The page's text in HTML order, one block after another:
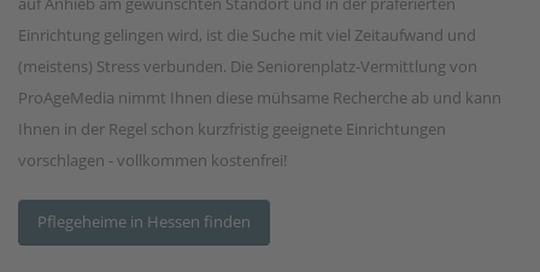
Einrichtung gelingen wird, ist die Suche mit viel Zeitaufwand und
(meistens) Stress verbunden. Die Seniorenplatz-Vermittlung von
ProAgeMedia nimmt Ihnen diese mühsame Recherche ab und kann
Ihnen in der Regel schon kurzfristig geeignete Einrichtungen
vorschlagen - vollkommen kostenfrei!
Pflegeheime in Hessen finden